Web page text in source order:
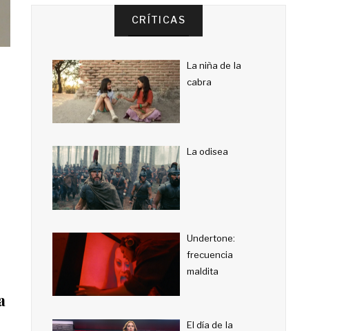
CRÍTICAS
La niña de la
cabra
La odisea
Undertone:
frecuencia
maldita
El día de la